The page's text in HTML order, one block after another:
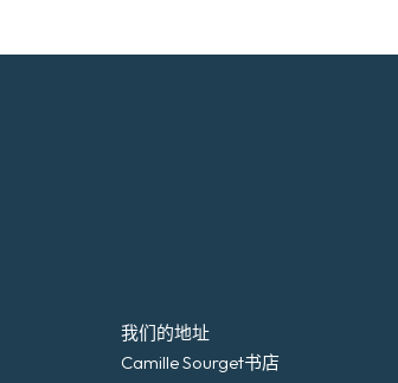
我们的地址
Camille Sourget书店